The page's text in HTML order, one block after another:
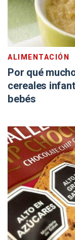
ALIMENTACIÓN
Por qué
cereales
bebés